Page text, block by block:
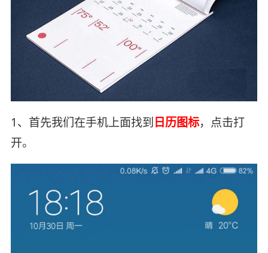
1、首先我们在手机上面找到 日历图标，点击打
开。